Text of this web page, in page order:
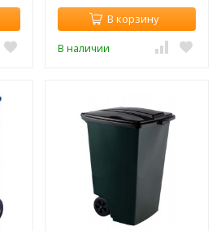
В корзину
В наличии